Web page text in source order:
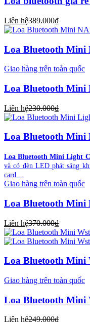
Liên hệ389.000₫
Loa Bluetooth Mini
Giao hàng trên toàn quốc
Loa Bluetooth Mini
Liên hệ230.000₫
Loa Bluetooth Mini
Loa Bluetooth Mini Light
và có đèn LED phát sáng
card ...
Giao hàng trên toàn quốc
Loa Bluetooth Mini
Liên hệ370.000₫
Loa Bluetooth Mini
Giao hàng trên toàn quốc
Loa Bluetooth Mini
Liên hệ249.000₫